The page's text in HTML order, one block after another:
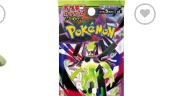
Legg til i
ønskeliste